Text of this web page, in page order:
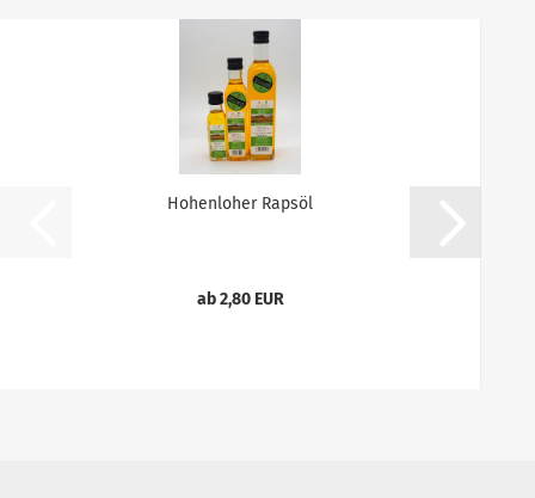
Hohenloher Rapsöl
ab 2,80 EUR